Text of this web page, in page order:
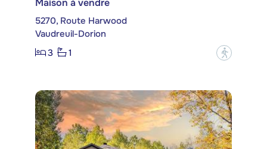
Maison à vendre
5270, Route Harwood
Vaudreuil-Dorion
3
1 ?